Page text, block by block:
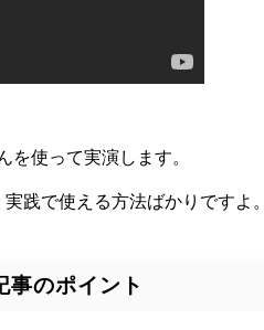
を使って実演します。
践で使える方法ばかりですよ。
事のポイント